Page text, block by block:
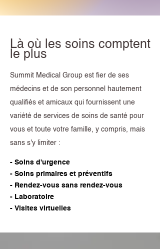
Là où les soins comptent
le plus
Summit Medical Group est fier de ses
médecins et de son personnel hautement
qualifiés et amicaux qui fournissent une
variété de services de soins de santé pour
vous et toute votre famille, y compris, mais
sans s'y limiter :
- Soins d'urgence
- Soins primaires et préventifs
- Rendez-vous sans rendez-vous
- Laboratoire
- Visites virtuelles